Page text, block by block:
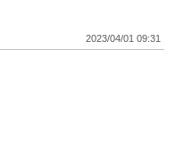
2023/04/01 09:31